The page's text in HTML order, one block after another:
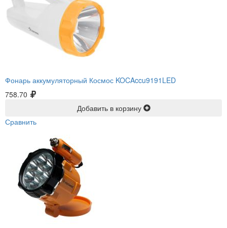
Фонарь аккумуляторный Космос KOCAccu9191LED
758.70
Добавить в корзину
Сравнить